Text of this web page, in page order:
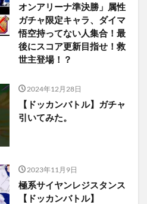
オンアリーナ準決勝」属性
ガチャ限定キャラ、ダイマ
悟空持ってない人集合！最
後にスコア更新目指せ！救
世主登場！？
2024年12月28日
【ドッカンバトル】ガチャ
引いてみた。
2023年11月9日
極系サイヤンレジスタンス
【ドッカンバトル】